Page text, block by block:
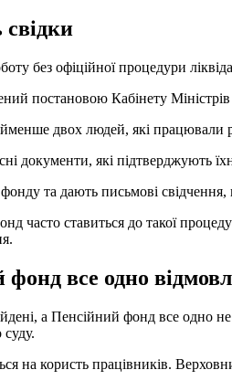
без офіційної процедури
постановою Кабінету
двох людей, які працювали
документи, які підтверджують
та дають письмові свідчення,
часто ставиться до такої
все одно
а Пенсійний фонд все одно
суду.
на користь працівників.